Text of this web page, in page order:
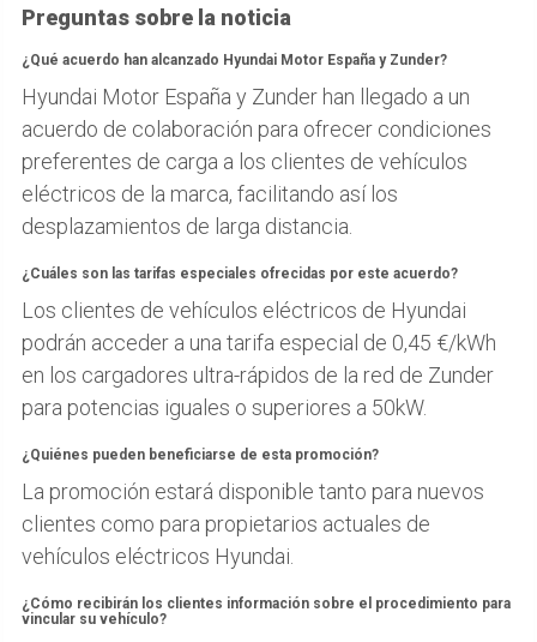
Preguntas sobre la noticia
¿Qué acuerdo han alcanzado Hyundai Motor España y Zunder?
Hyundai Motor España y Zunder han llegado a un
acuerdo de colaboración para ofrecer condiciones
preferentes de carga a los clientes de vehículos
eléctricos de la marca, facilitando así los
desplazamientos de larga distancia.
¿Cuáles son las tarifas especiales ofrecidas por este acuerdo?
Los clientes de vehículos eléctricos de Hyundai
podrán acceder a una tarifa especial de 0,45 €/kWh
en los cargadores ultra-rápidos de la red de Zunder
para potencias iguales o superiores a 50kW.
¿Quiénes pueden beneficiarse de esta promoción?
La promoción estará disponible tanto para nuevos
clientes como para propietarios actuales de
vehículos eléctricos Hyundai.
¿Cómo recibirán los clientes información sobre el procedimiento para
vincular su vehículo?